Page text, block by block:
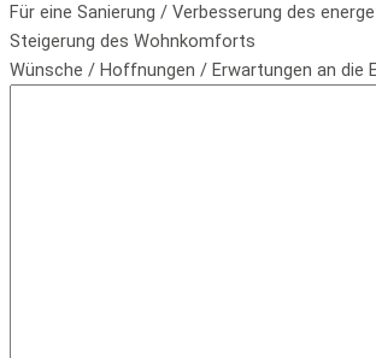
Für eine Sanierung / Verbesserung des
Steigerung des Wohnkomforts
Wünsche / Hoffnungen / Erwartungen an die